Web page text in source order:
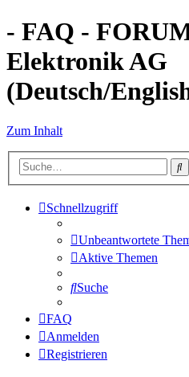
- FAQ -
Elektronik AG
(Deutsch/
Zum Inhalt
Schnellzugriff
Unbeantwortete
Aktive Themen
Suche
FAQ
Anmelden
Registrieren